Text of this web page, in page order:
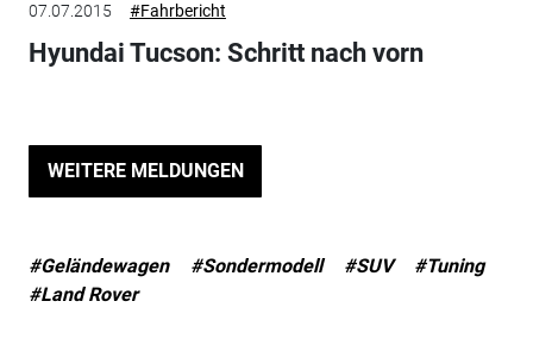
07.07.2015 #Fahrbericht
Hyundai Tucson: Schritt nach vorn
WEITERE MELDUNGEN
#Geländewagen #Sondermodell #SUV
#Tuning
#Land Rover